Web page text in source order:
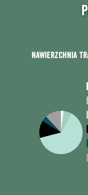
Nawierzchnia